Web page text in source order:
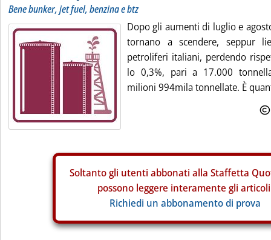
Bene bunker, jet fuel, benzina e btz
Dopo gli aumenti di luglio e
tornano a scendere, seppur
petroliferi italiani, perdendo
lo 0,3%, pari a 17.000
milioni 994mila tonnellate. È
Soltanto gli utenti abbonati alla Staffetta
possono leggere interamente gli
Richiedi un abbonamento di prova